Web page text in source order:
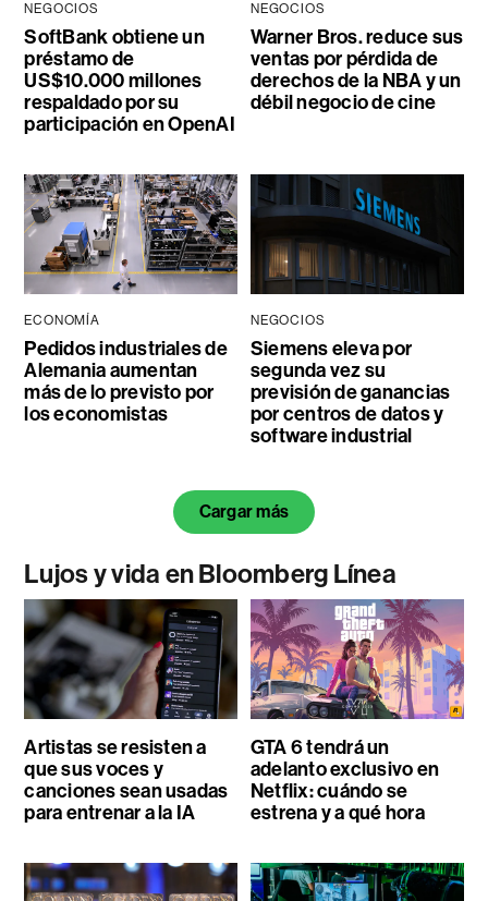
NEGOCIOS
SoftBank obtiene un
préstamo de
US$10.000 millones
respaldado por su
participación en OpenAI
NEGOCIOS
Warner Bros. reduce sus
ventas por pérdida de
derechos de la NBA y un
débil negocio de cine
ECONOMÍA
Pedidos industriales de
Alemania aumentan
más de lo previsto por
los economistas
NEGOCIOS
Siemens eleva por
segunda vez su
previsión de ganancias
por centros de datos y
software industrial
Cargar más
Lujos y vida en Bloomberg Línea
Artistas se resisten a
que sus voces y
canciones sean usadas
para entrenar a la IA
GTA 6 tendrá un
adelanto exclusivo en
Netflix: cuándo se
estrena y a qué hora